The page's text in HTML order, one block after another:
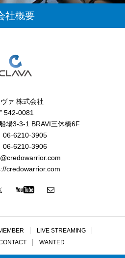
社概要
ァ 株式会社
542-0081
場3-3-1 BRAVI三休橋6F
06-6210-3905
06-6210-3906
credowarrior.com
LIVE STREAMING
WANTED